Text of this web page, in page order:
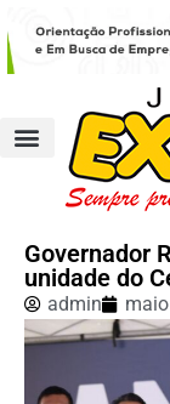
Governador
unidade do
admin